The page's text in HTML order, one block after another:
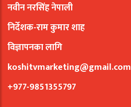
नवीन नरसिंह नेपाली
निर्देशक-राम कुमार शाह
विज्ञापनका लागि
koshitvmarketing@gmail.com
+977-9851355797